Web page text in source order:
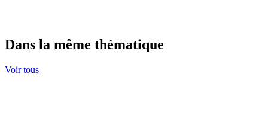
Dans la même thématique
Voir tous